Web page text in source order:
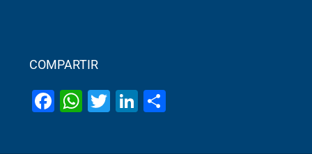
COMPARTIR
Facebook
WhatsApp
TwitterLinkedIn